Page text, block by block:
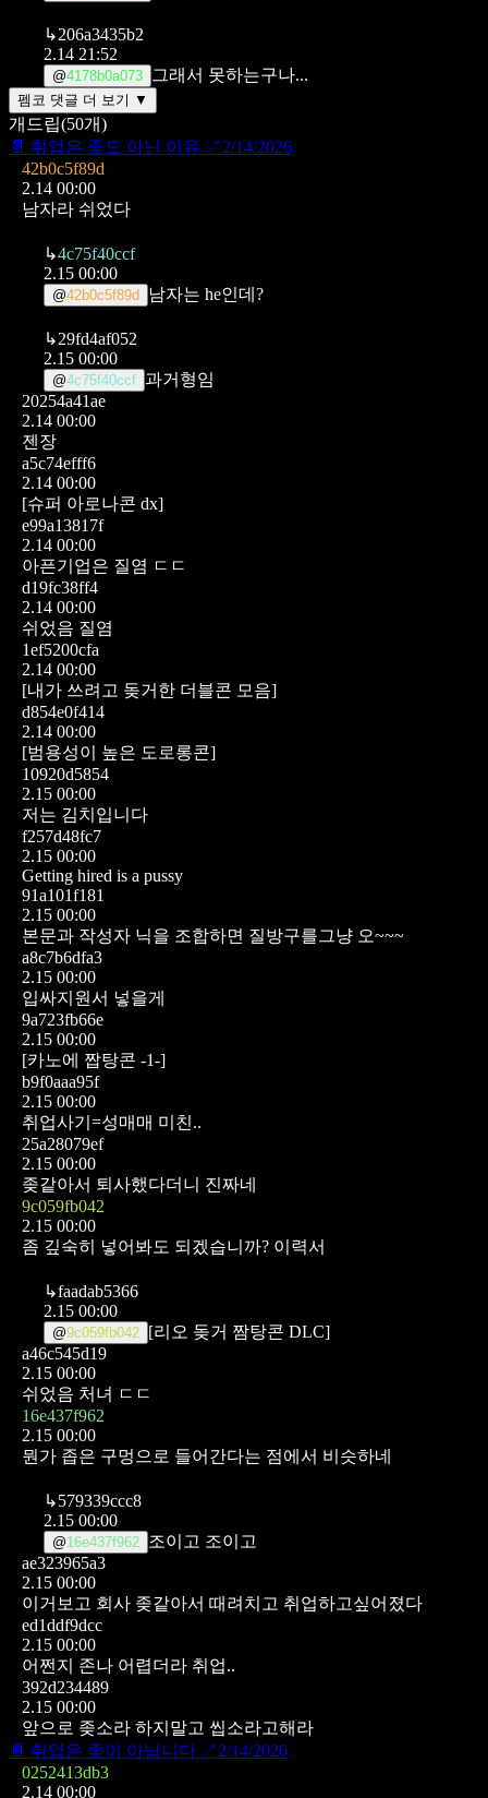
↳206a3435b2
2.14 21:52
@4178b0a073 그래서 못하는구나...
펨코 댓글 더 보기 ▼
개드립(50개)
📄 취업은 좆도 아닌 이유 ↗ 2/14/2026
42b0c5f89d
2.14 00:00
남자라 쉬었다
↳4c75f40ccf
2.15 00:00
@42b0c5f89d 남자는 he인데?
↳29fd4af052
2.15 00:00
@4c75f40ccf 과거형임
20254a41ae
2.14 00:00
젠장
a5c74efff6
2.14 00:00
[슈퍼 아로나콘 dx]
e99a13817f
2.14 00:00
아픈기업은 질염 ㄷㄷ
d19fc38ff4
2.14 00:00
쉬었음 질염
1ef5200cfa
2.14 00:00
[내가 쓰려고 돚거한 더블콘 모음]
d854e0f414
2.14 00:00
[범용성이 높은 도로롱콘]
10920d5854
2.15 00:00
저는 김치입니다
f257d48fc7
2.15 00:00
Getting hired is a pussy
91a101f181
2.15 00:00
본문과 작성자 닉을 조합하면 질방구를그냥 오~~~
a8c7b6dfa3
2.15 00:00
입싸지원서 넣을게
9a723fb66e
2.15 00:00
[카노에 짭탕콘 -1-]
b9f0aaa95f
2.15 00:00
취업사기=성매매 미친..
25a28079ef
2.15 00:00
좆같아서 퇴사했다더니 진짜네
9c059fb042
2.15 00:00
좀 깊숙히 넣어봐도 되겠습니까? 이력서
↳faadab5366
2.15 00:00
@9c059fb042 [리오 돚거 짬탕콘 DLC]
a46c545d19
2.15 00:00
쉬었음 처녀 ㄷㄷ
16e437f962
2.15 00:00
뭔가 좁은 구멍으로 들어간다는 점에서 비슷하네
↳579339ccc8
2.15 00:00
@16e437f962 조이고 조이고
ae323965a3
2.15 00:00
이거보고 회사 좆같아서 때려치고 취업하고싶어졌다
ed1ddf9dcc
2.15 00:00
어쩐지 존나 어렵더라 취업..
392d234489
2.15 00:00
앞으로 좆소라 하지말고 씹소라고해라
📄 취업은 좆이 아닙니다 ↗ 2/14/2026
0252413db3
2.14 00:00